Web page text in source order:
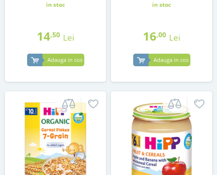
in stoc
14,50 Lei
Adauga in cos
in stoc
16,00 Lei
Adauga in cos